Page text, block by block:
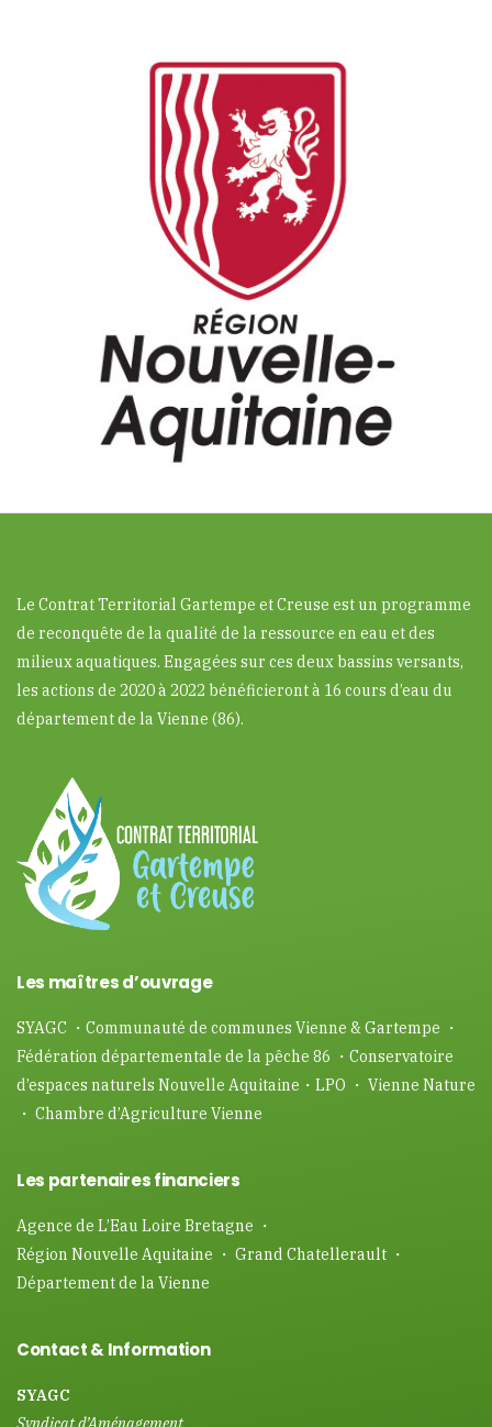
Le Contrat Territorial Gartempe et Creuse est un programme
de reconquête de la qualité de la ressource en eau et des
milieux aquatiques. Engagées sur ces deux bassins versants,
les actions de 2020 à 2022 bénéficieront à 16 cours d’eau du
département de la Vienne (86).
Les maîtres d’ouvrage
SYAGC ・Communauté de communes Vienne & Gartempe ・
Fédération départementale de la pêche 86 ・Conservatoire
d’espaces naturels Nouvelle Aquitaine・LPO ・ Vienne Nature
・ Chambre d’Agriculture Vienne
Les partenaires financiers
Agence de L’Eau Loire Bretagne ・
Région Nouvelle Aquitaine ・ Grand Chatellerault ・
Département de la Vienne
Contact & Information
SYAGC